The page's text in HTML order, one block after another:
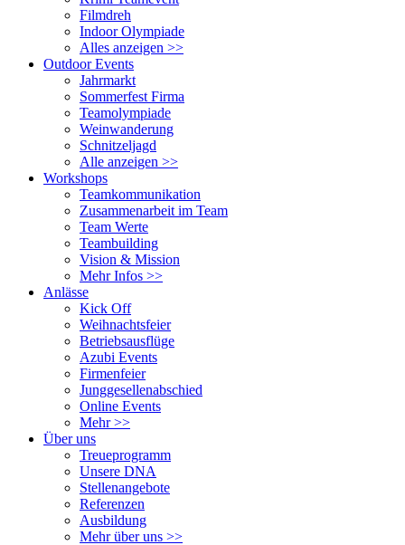
Filmdreh
Indoor Olympiade
Alles anzeigen >>
Outdoor Events
Jahrmarkt
Sommerfest Firma
Teamolympiade
Weinwanderung
Schnitzeljagd
Alle anzeigen >>
Workshops
Teamkommunikation
Zusammenarbeit im Team
Team Werte
Teambuilding
Vision & Mission
Mehr Infos >>
Anlässe
Kick Off
Weihnachtsfeier
Betriebsausflüge
Azubi Events
Firmenfeier
Junggesellenabschied
Online Events
Mehr >>
Über uns
Treueprogramm
Unsere DNA
Stellenangebote
Referenzen
Ausbildung
Mehr über uns >>